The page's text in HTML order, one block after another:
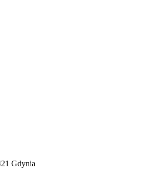
uczęszczania dziecka do szkoły
w sekretariacie.
Gdynia